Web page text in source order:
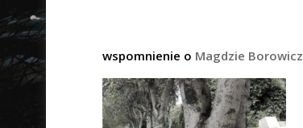
wspomnienie o Magdzie Borowicz